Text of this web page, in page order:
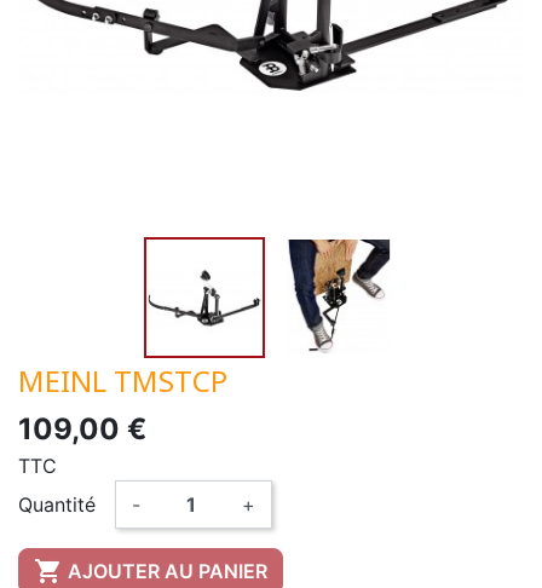
MEINL TMSTCP
109,00 €
TTC
Quantité
- +
 AJOUTER AU PANIER